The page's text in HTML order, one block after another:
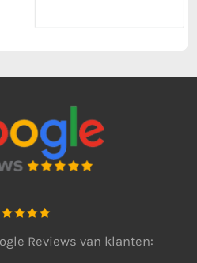
Reviews van klanten: